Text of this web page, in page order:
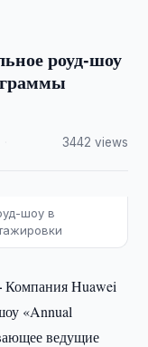
роуд-шоу
3442 views
шоу в
Компания Huawei
«Annual
ведущие